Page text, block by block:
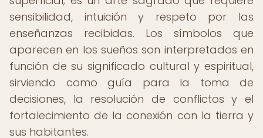
sensibilidad, intuición y respeto por las
enseñanzas recibidas. Los símbolos que
aparecen en los sueños son interpretados en
función de su significado cultural y espiritual,
sirviendo como guía para la toma de
decisiones, la resolución de conflictos y el
fortalecimiento de la conexión con la tierra y
sus habitantes.